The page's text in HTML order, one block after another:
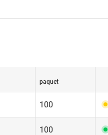
paquet
100
100